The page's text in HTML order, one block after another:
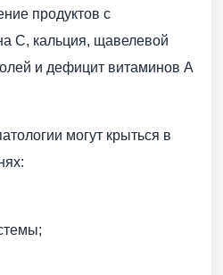
продуктов с
C, кальция, щавелевой
и дефицит витаминов A
могут крыться в